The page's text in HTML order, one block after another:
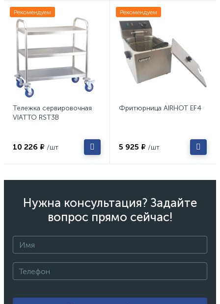
Рекомендуем
Тележка сервировочная
VIATTO RST3B
10 226 ₽ /шт
Рекомендуем
Фритюрница AIRHOT EF4
5 925 ₽ /шт
Нужна консультация? Задайте
вопрос прямо сейчас!